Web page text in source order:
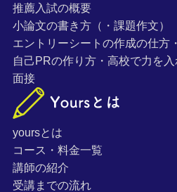
推薦入試の概要
小論文の書き方（・課題作文）
エントリーシートの作成の仕方
自己PRの作り方・高校で力を
面接
yoursとは
コース・料金一覧
講師の紹介
受講までの流れ